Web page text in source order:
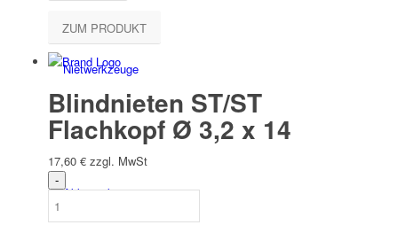
Niet­werk­zeuge
Akkuwerkzeuge
ZUM PRODUKT
Blindnieten ST/ST
Flachkopf Ø 3,2 x 14
17,60 € zzgl. MwSt